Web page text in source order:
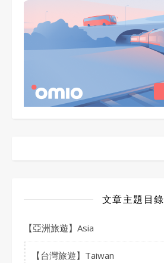
文章主題目錄
【亞洲旅遊】Asia
【台灣旅遊】Taiwan